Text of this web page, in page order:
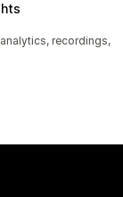
recordings,